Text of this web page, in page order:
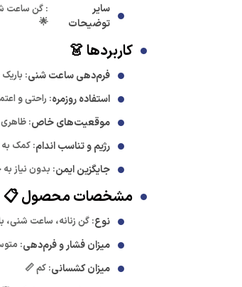
سایر
توضیحات
🌟
کاربردها 👗
فرم‌دهی ساعت شنی:
استفاده روزمره: راحتی و
موقعیت‌های خاص:
رژیم و تناسب اندام: کمک به
جایگزین ایمن: بدون نیاز
مشخصات محصول 📋
نوع: گن زنانه، ساعت شنی،
میزان فشار و فرم‌دهی:
میزان کشسانی: کم 📏